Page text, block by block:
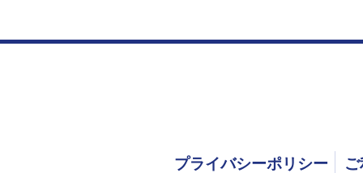
プライバシーポリシー